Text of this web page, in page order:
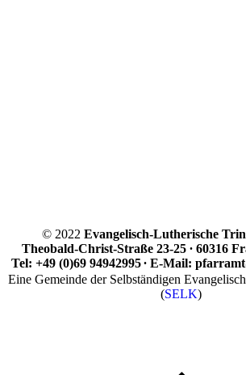
© 2022 Evangelisch-Lutherische
Theobald-Christ-Straße 23-25 ∙ 60316
Tel: +49 (0)69 94942995∙ E-Mail:
Eine Gemeinde der Selbständigen
(SELK)